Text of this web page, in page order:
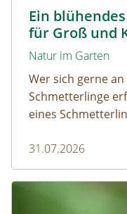
Ein
für Groß und
Natur im Garten
Wer sich gerne
Schmetterlinge
eines
dürfen
ohne Raupen gibt
Schmetterlinge!
31.07.2026
Mehr